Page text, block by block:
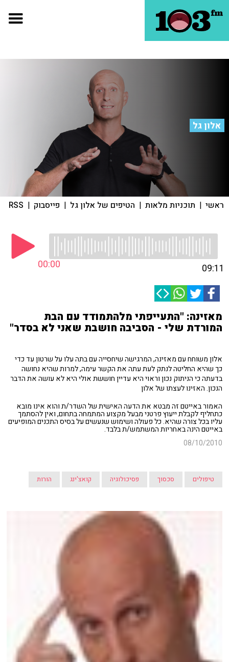
אלון גל
ראשי | תוכניות מלאות | הטיפים של אלון גל | פייסבוק |
RSS
00:00 09:11
מאזינה: "התעייפתי מלהתמודד עם הבת
המורדת שלי - הסביבה חושבת שאני לא בסדר"
אלון משוחח עם מאזינה, המרגישה שיחסייה עם בתה עלו על שרטון עד כדי
כך שהיא החליטה לנתק לעת עתה את הקשר עימה, למרות שהיא נחושה
בדעתה כי הניתוק נכון וראוי היא עדיין חוששת אולי היא לא עושה את הדבר
הנכון. האזינו לעצתו של אלון
האמור באייטם זה מבטא את הדעה האישית של השדר/ת והוא אינו מובא
כתחליף לקבלת ייעוץ פרטני מבעל מקצוע המתמחה בתחום, ואין להסתמך
עליו בכל צורה שהיא. כל פעולה ושימוש שנעשים על בסיס התכנים המופיעים
באייטם הינה באחריות המשתמש/ת בלבד.
08/10/2010
טיפולים סכסוך פסיכולוגיה קואצ'ינג הורות